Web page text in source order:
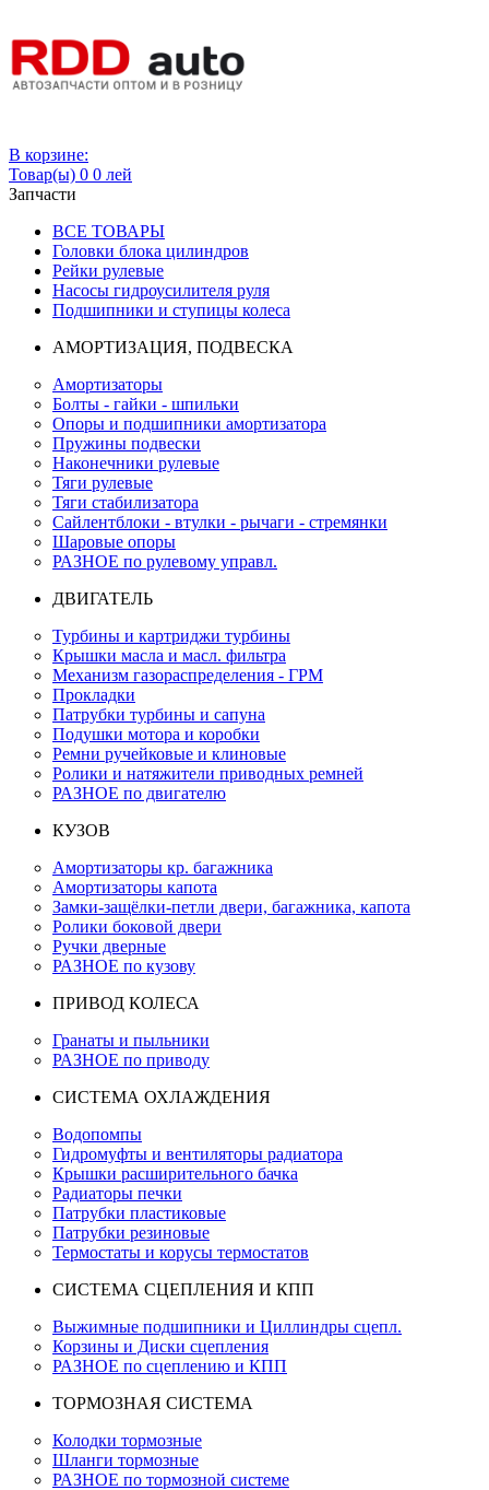
В корзине:
Товар(ы) 0 0 лей
Запчасти
ВСЕ ТОВАРЫ
Головки блока цилиндров
Рейки рулевые
Насосы гидроусилителя руля
Подшипники и ступицы колеса
АМОРТИЗАЦИЯ, ПОДВЕСКА
Амортизаторы
Болты - гайки - шпильки
Опоры и подшипники амортизатора
Пружины подвески
Наконечники рулевые
Тяги рулевые
Тяги стабилизатора
Сайлентблоки - втулки - рычаги - стремянки
Шаровые опоры
РАЗНОЕ по рулевому управл.
ДВИГАТЕЛЬ
Турбины и картриджи турбины
Крышки масла и масл. фильтра
Механизм газораспределения - ГРМ
Прокладки
Патрубки турбины и сапуна
Подушки мотора и коробки
Ремни ручейковые и клиновые
Ролики и натяжители приводных ремней
РАЗНОЕ по двигателю
КУЗОВ
Амортизаторы кр. багажника
Амортизаторы капота
Замки-защёлки-петли двери, багажника, капота
Ролики боковой двери
Ручки дверные
РАЗНОЕ по кузову
ПРИВОД КОЛЕСА
Гранаты и пыльники
РАЗНОЕ по приводу
СИСТЕМА ОХЛАЖДЕНИЯ
Водопомпы
Гидромуфты и вентиляторы радиатора
Крышки расширительного бачка
Радиаторы печки
Патрубки пластиковые
Патрубки резиновые
Термостаты и корусы термостатов
СИСТЕМА СЦЕПЛЕНИЯ И КПП
Выжимные подшипники и Циллиндры сцепл.
Корзины и Диски сцепления
РАЗНОЕ по сцеплению и КПП
ТОРМОЗНАЯ СИСТЕМА
Колодки тормозные
Шланги тормозные
РАЗНОЕ по тормозной системе